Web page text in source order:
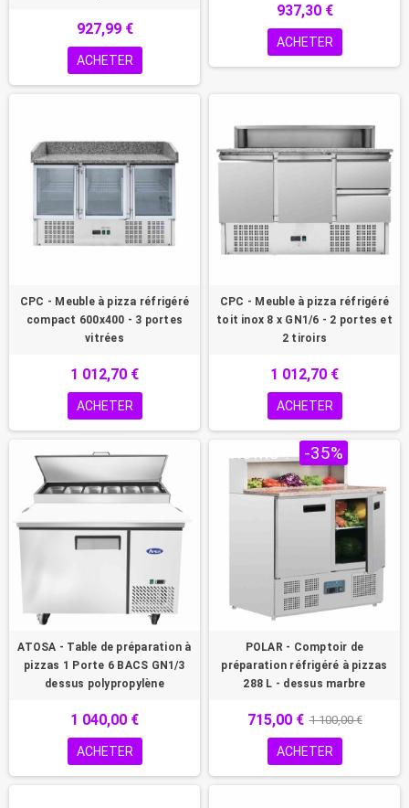
927,99 €
ACHETER
937,30 €
ACHETER
CPC - Meuble à pizza réfrigéré
compact 600x400 - 3 portes
vitrées
1 012,70 €
ACHETER
CPC - Meuble à pizza réfrigéré
toit inox 8 x GN1/6 - 2 portes et
2 tiroirs
1 012,70 €
ACHETER
ATOSA - Table de préparation à
pizzas 1 Porte 6 BACS GN1/3
dessus polypropylène
1 040,00 €
ACHETER
PROMO ! -35%
POLAR - Comptoir de
préparation réfrigéré à pizzas
288 L - dessus marbre
715,00 € 1 100,00 €
ACHETER